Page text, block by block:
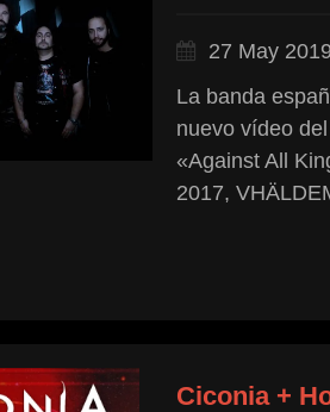
27 May
La banda
nuevo vídeo
«Against All
2017,
Ciconia +